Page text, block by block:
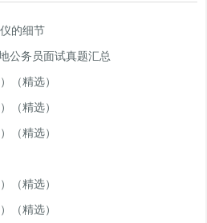
的细节
公务员面试真题汇总
（精选）
（精选）
（精选）
（精选）
（精选）